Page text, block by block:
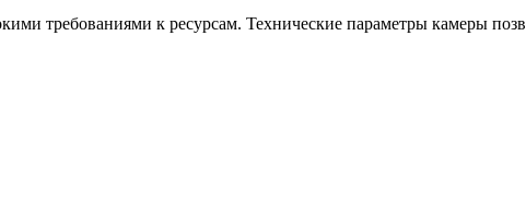
требованиями к ресурсам. Технические параметры камеры